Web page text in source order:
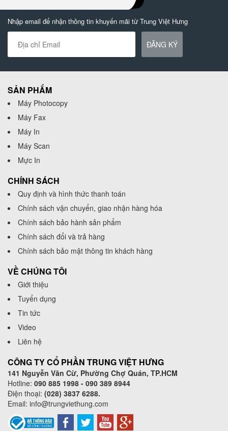
Nhập email để nhận thông tin khuyến mãi từ Trung Việt Hưng
ĐĂNG KÝ
SẢN PHẨM
Máy Photocopy
Máy Fax
Máy In
Máy Scan
Mực In
CHÍNH SÁCH
Quy định và hình thức thanh toán
Chính sách vận chuyển, giao nhận hàng hóa
Chính sách bảo hành sản phẩm
Chính sách đổi và trả hàng
Chính sách bảo mật thông tin khách hàng
VỀ CHÚNG TÔI
Giới thiệu
Tuyển dụng
Tin tức
Video
Liên hệ
CÔNG TY CỔ PHẦN TRUNG VIỆT HƯNG
141 Nguyễn Văn Cừ, Phường Chợ Quán, TP.HCM
Hotline: 090 885 1998 - 090 389 8944
Điện thoại: (028) 3837 6288.
Email: info@trungviethung.com